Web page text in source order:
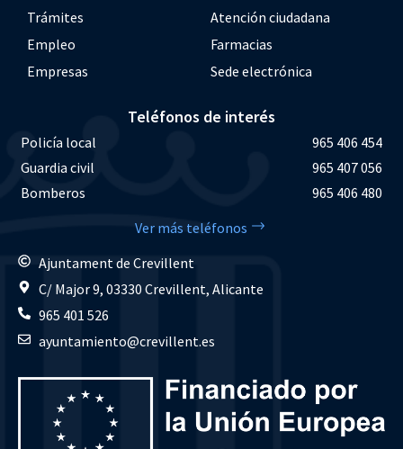
Trámites
Atención ciudadana
Empleo
Farmacias
Empresas
Sede electrónica
Teléfonos de interés
Policía local
965 406 454
Guardia civil
965 407 056
Bomberos
965 406 480
Ver más teléfonos
Ajuntament de Crevillent
C/ Major 9, 03330 Crevillent, Alicante
965 401 526
ayuntamiento@crevillent.es